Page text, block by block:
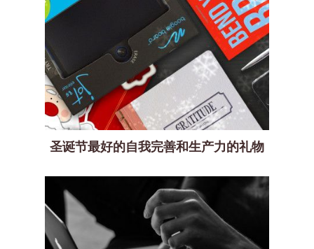
圣诞节最好的自我完善和生产力的礼物